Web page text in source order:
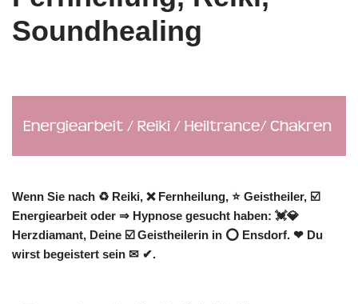
Soundhealing
Wenn Sie nach ♻ Reiki, ❌ Fernheilung, ⭐ Geistheiler, ☑️
Energiearbeit oder ⇒ Hypnose gesucht haben: 💓️💎
Herzdiamant, Deine ☑️ Geistheilerin in ⭕ Ensdorf. ❤ Du
wirst begeistert sein ✉ ✔.